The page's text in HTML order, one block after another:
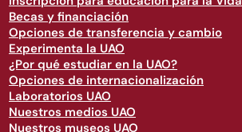
Becas y financiación
Opciones de transferencia y cambio
Experimenta la UAO
¿Por qué estudiar en la UAO?
Opciones de internacionalización
Laboratorios UAO
Nuestros medios UAO
Nuestros museos UAO